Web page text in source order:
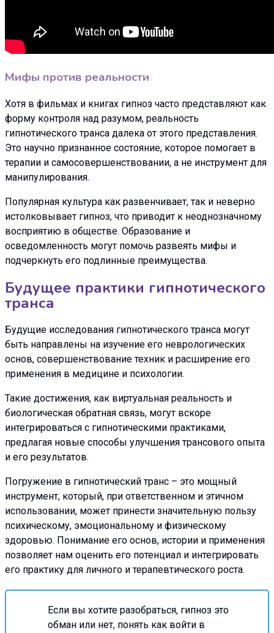
Мифы против реальности
Хотя в фильмах и книгах гипноз часто представляют как
форму контроля над разумом, реальность
гипнотического транса далека от этого представления.
Это научно признанное состояние, которое помогает в
терапии и самосовершенствовании, а не инструмент для
манипулирования.
Популярная культура как развенчивает, так и неверно
истолковывает гипноз, что приводит к неоднозначному
восприятию в обществе. Образование и
осведомленность могут помочь развеять мифы и
подчеркнуть его подлинные преимущества.
Будущее практики гипнотического
транса
Будущие исследования гипнотического транса могут
быть направлены на изучение его неврологических
основ, совершенствование техник и расширение его
применения в медицине и психологии.
Такие достижения, как виртуальная реальность и
биологическая обратная связь, могут вскоре
интегрироваться с гипнотическими практиками,
предлагая новые способы улучшения трансового опыта
и его результатов.
Погружение в гипнотический транс – это мощный
инструмент, который, при ответственном и этичном
использовании, может принести значительную пользу
психическому, эмоциональному и физическому
здоровью. Понимание его основ, истории и применения
позволяет нам оценить его потенциал и интегрировать
его практику для личного и терапевтического роста.
Если вы хотите разобраться, гипноз это
обман или нет, понять как войти в